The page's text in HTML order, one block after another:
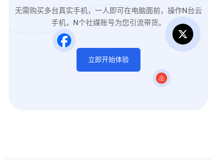
无需购买多台真实手机，一人即可在电脑面前，操作N台云
手机，N个社媒账号为您引流带货。
立即开始体验